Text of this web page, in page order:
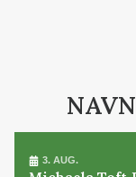
3. AUG.